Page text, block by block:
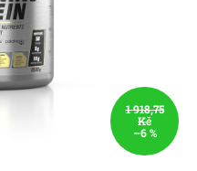
1 918,75
Kč
–6 %